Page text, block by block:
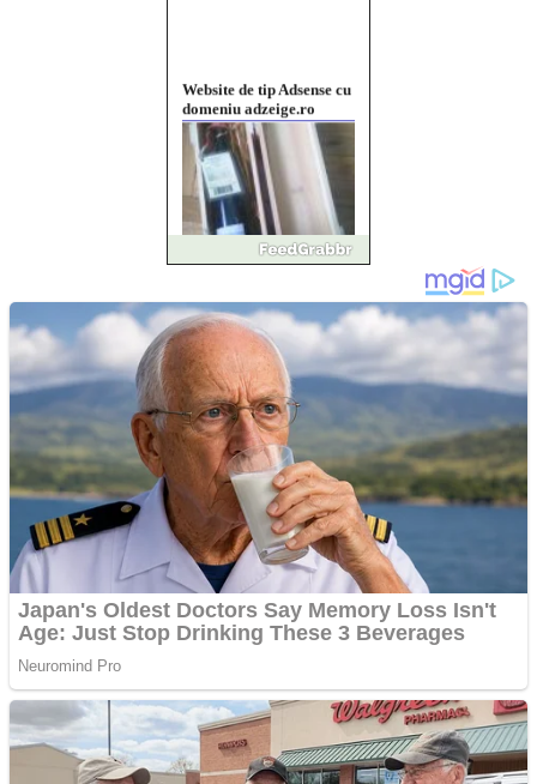
Website de tip Adsense cu
domeniu adzeige.ro
Vând sticlă cu vin din
Chardonnay
Împrumut si investitii
Ofera def între special